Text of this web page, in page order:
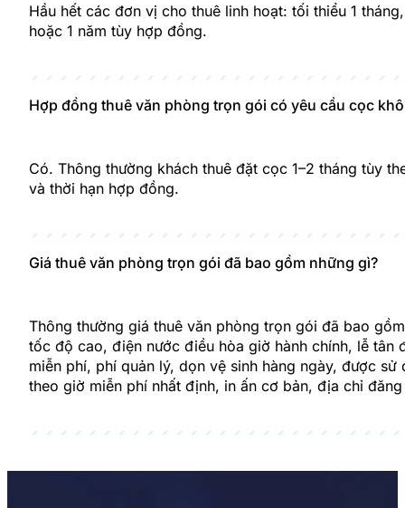
Hầu hết các đơn vị cho thuê linh hoạt: tối thiểu 1
hoặc 1 năm tùy hợp đồng.
Hợp đồng thuê văn phòng trọn gói có yêu cầu cọc
Có. Thông thường khách thuê đặt cọc 1–2 tháng tùy
và thời hạn hợp đồng.
Giá thuê văn phòng trọn gói đã bao gồm những gì?
Thông thường giá thuê văn phòng trọn gói đã bao
tốc độ cao, điện nước điều hòa giờ hành chính, lễ tân
miễn phí, phí quản lý, dọn vệ sinh hàng ngày, được sử
theo giờ miễn phí nhất định, in ấn cơ bản, địa chỉ